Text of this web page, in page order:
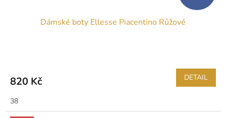
Dámské boty Ellesse Piacentino Růžové
820 Kč DETAIL
38